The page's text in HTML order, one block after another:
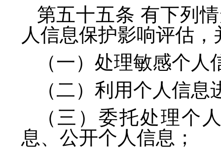
第五十五条 有下列
人信息保护影响评估
（一）处理敏感个人
（二）利用个人信
（三）委托处理个
息、公开个人信息；